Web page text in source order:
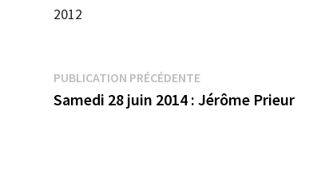
2012
Navigation
de
PUBLICATION PRÉCÉDENTEPublication
précédente :
Samedi 28 juin 2014 : Jérôme Prieur